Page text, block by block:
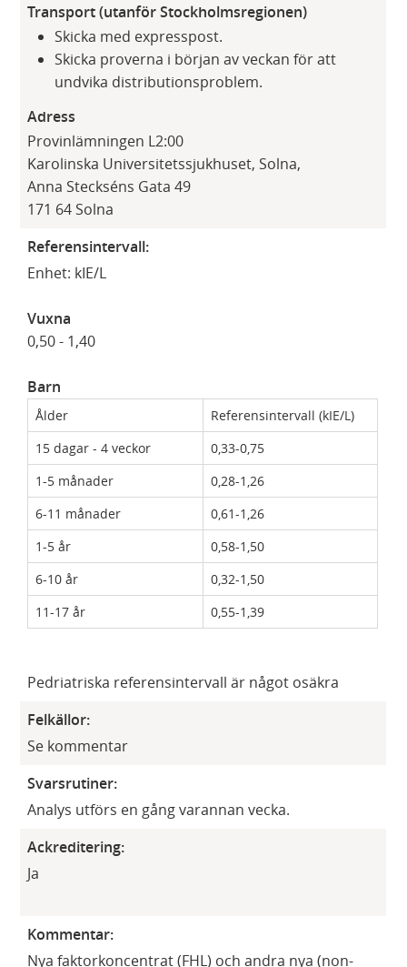
Transport (utanför Stockholmsregionen)
Skicka med expresspost.
Skicka proverna i början av veckan för att
undvika distributionsproblem.
Adress
Provinlämningen L2:00
Karolinska Universitetssjukhuset, Solna,
Anna Steckséns Gata 49
171 64 Solna​
Referensintervall:
Enhet: kIE/L
Vuxna
0,50 - 1,40
Barn
Ålder
Referensintervall (kIE/L)
15 dagar - 4 veckor
0,33-0,75
1-5 månader
0,28-1,26
​6-11 månader
​0,61-1,26
1-5 år
0,58-1,50
6-10 år
0,32-1,50
11-17 år
0,55-1,39
Pedriatriska referensintervall är något osäkra​
Felkällor:
Se kommentar
Svarsrutiner:
Analys utförs en gång varannan vecka.
Ackreditering:
Ja
Kommentar:
Nya faktorkoncentrat (FHL) och andra nya (non-